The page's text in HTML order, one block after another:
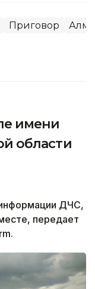
Приговор
имени
области
ДЧС,
передает